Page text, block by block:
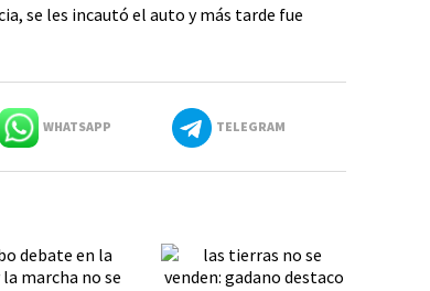
se les incautó el auto y más tarde fue
WHATSAPP TELEGRAM